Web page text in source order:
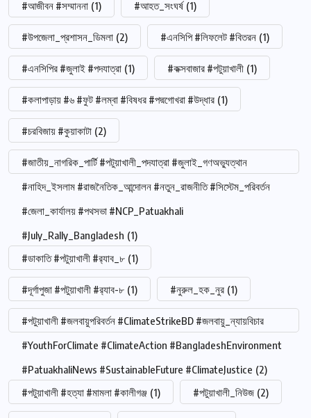
#আজীবন #সম্মাননা (1) #আহত_সংঘর্ষ (1)
#উপজেলা_প্রশাসন_ডিমলা (2) #এনসিপি #লিফলেট #বিতরন (1)
#এনসিপির #জুলাই #পদযাত্রা (1) #কক্সবাজার #পটুয়াখালী (1)
#কলাপাড়ায় #৬ #ফুট #লম্বা #বিষধর #পদ্মগোখরা #উদ্ধার (1)
#চরবিজায় #কুয়াকাটা (2)
#জাতীয়_নাগরিক_পার্টি #পটুয়াখালী_পদযাত্রা #জুলাই_গণঅভ্যুত্থান
#নাহিদ_ইসলাম #রাজনৈতিক_আন্দোলন #নতুন_রাজনীতি #সিস্টেম_পরিবর্তন
#জেলা_কার্যালয় #পথসভা #NCP_Patuakhali
#July_Rally_Bangladesh (1)
#ডাকাতি #পটুয়াখালী #র‍্যাব_৮ (1)
#দূর্গাপুজা #পটুয়াখালী #র‍্যাব-৮ (1) #নুরুল_হক_নুর (1)
#পটুয়াখালী #জলবায়ুপরিবর্তন #ClimateStrikeBD #জলবায়ু_ন্যায়বিচার
#YouthForClimate #ClimateAction #BangladeshEnvironment
#PatuakhaliNews #SustainableFuture #ClimateJustice (2)
#পটুয়াখালী #হত্যা #মামলা #কালীগঞ্জ (1) #পটুয়াখালী_নিউজ (2)